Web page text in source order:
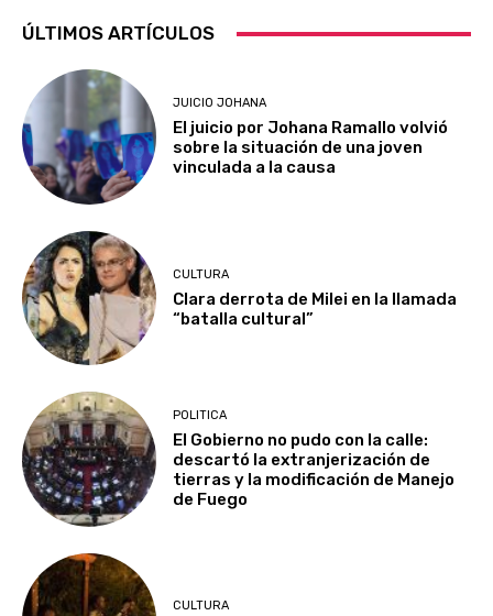
ÚLTIMOS ARTÍCULOS
JUICIO JOHANA
El juicio por Johana Ramallo volvió
sobre la situación de una joven
vinculada a la causa
CULTURA
Clara derrota de Milei en la llamada
“batalla cultural”
POLITICA
El Gobierno no pudo con la calle:
descartó la extranjerización de
tierras y la modificación de Manejo
de Fuego
CULTURA